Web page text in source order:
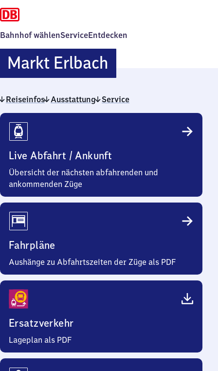
Bahnhof wählenServiceEntdecken
Markt ErlbachMarkt
Erlbach
Reiseinfos Ausstattung Service
Reiseinfos
Live Abfahrt / Ankunft
Übersicht der nächsten abfahrenden und
ankommenden Züge
Fahrpläne
Aushänge zu Abfahrtszeiten der Züge als PDF
Ersatzverkehr
Lageplan als PDF